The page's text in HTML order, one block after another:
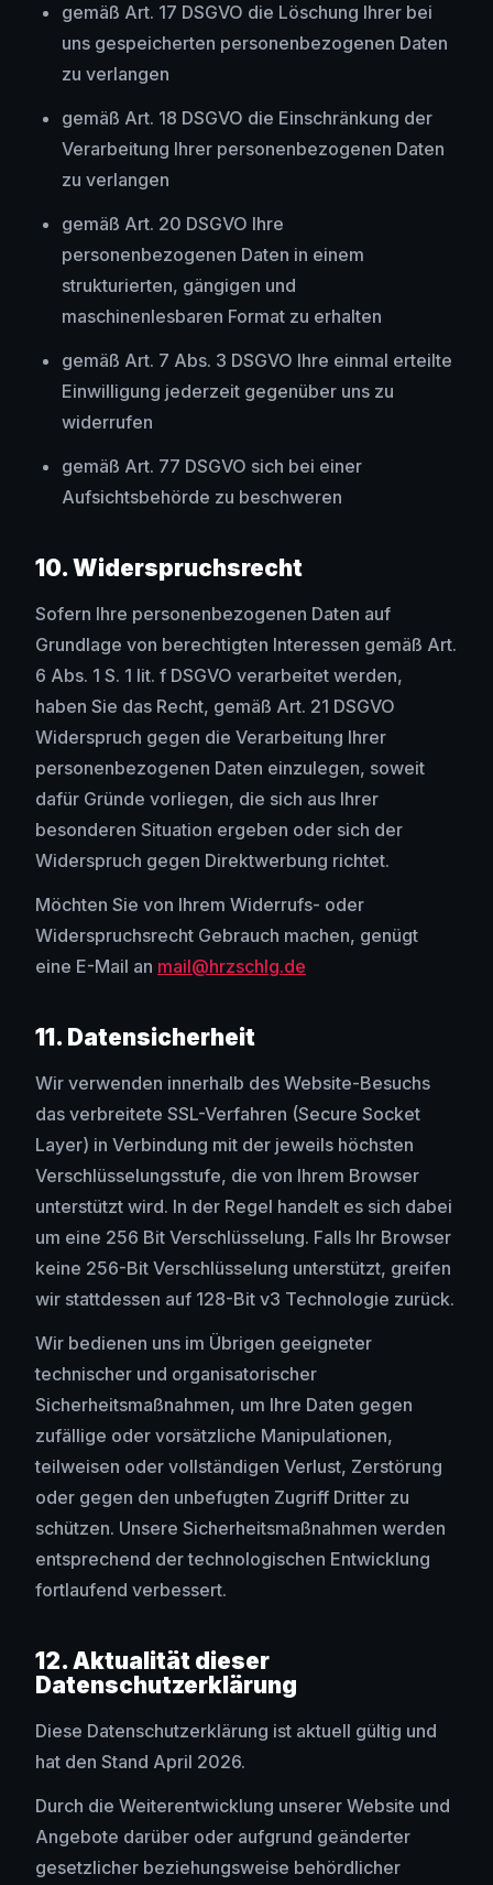
gemäß Art. 17 DSGVO die Löschung Ihrer bei
uns gespeicherten personenbezogenen Daten
zu verlangen
gemäß Art. 18 DSGVO die Einschränkung der
Verarbeitung Ihrer personenbezogenen Daten
zu verlangen
gemäß Art. 20 DSGVO Ihre
personenbezogenen Daten in einem
strukturierten, gängigen und
maschinenlesbaren Format zu erhalten
gemäß Art. 7 Abs. 3 DSGVO Ihre einmal erteilte
Einwilligung jederzeit gegenüber uns zu
widerrufen
gemäß Art. 77 DSGVO sich bei einer
Aufsichtsbehörde zu beschweren
10. Widerspruchsrecht
Sofern Ihre personenbezogenen Daten auf
Grundlage von berechtigten Interessen gemäß Art.
6 Abs. 1 S. 1 lit. f DSGVO verarbeitet werden,
haben Sie das Recht, gemäß Art. 21 DSGVO
Widerspruch gegen die Verarbeitung Ihrer
personenbezogenen Daten einzulegen, soweit
dafür Gründe vorliegen, die sich aus Ihrer
besonderen Situation ergeben oder sich der
Widerspruch gegen Direktwerbung richtet.
Möchten Sie von Ihrem Widerrufs- oder
Widerspruchsrecht Gebrauch machen, genügt
eine E-Mail an mail@hrzschlg.de
11. Datensicherheit
Wir verwenden innerhalb des Website-Besuchs
das verbreitete SSL-Verfahren (Secure Socket
Layer) in Verbindung mit der jeweils höchsten
Verschlüsselungsstufe, die von Ihrem Browser
unterstützt wird. In der Regel handelt es sich dabei
um eine 256 Bit Verschlüsselung. Falls Ihr Browser
keine 256-Bit Verschlüsselung unterstützt, greifen
wir stattdessen auf 128-Bit v3 Technologie zurück.
Wir bedienen uns im Übrigen geeigneter
technischer und organisatorischer
Sicherheitsmaßnahmen, um Ihre Daten gegen
zufällige oder vorsätzliche Manipulationen,
teilweisen oder vollständigen Verlust, Zerstörung
oder gegen den unbefugten Zugriff Dritter zu
schützen. Unsere Sicherheitsmaßnahmen werden
entsprechend der technologischen Entwicklung
fortlaufend verbessert.
12. Aktualität dieser
Datenschutzerklärung
Diese Datenschutzerklärung ist aktuell gültig und
hat den Stand April 2026.
Durch die Weiterentwicklung unserer Website und
Angebote darüber oder aufgrund geänderter
gesetzlicher beziehungsweise behördlicher